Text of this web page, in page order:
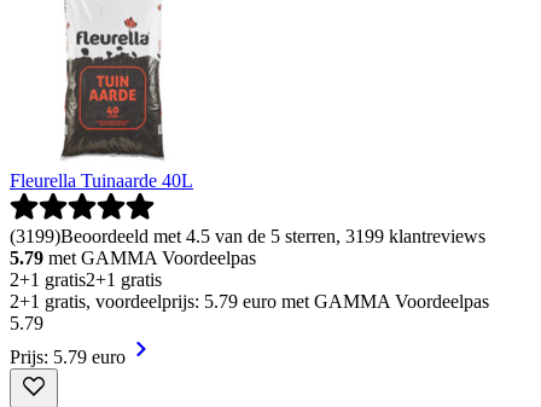
Fleurella Tuinaarde 40L
(3199)Beoordeeld met 4.5 van de 5 sterren, 3199 klantreviews
5.79 met GAMMA Voordeelpas
2+1 gratis2+1 gratis
2+1 gratis, voordeelprijs: 5.79 euro met GAMMA Voordeelpas
5.79
Prijs: 5.79 euro